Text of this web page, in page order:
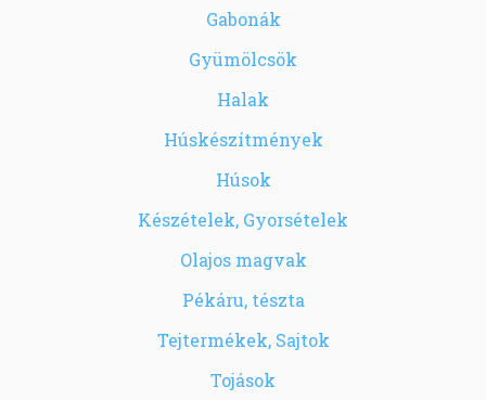
Gabonák
Gyümölcsök
Halak
Húskészítmények
Húsok
Készételek, Gyorsételek
Olajos magvak
Pékáru, tészta
Tejtermékek, Sajtok
Tojások